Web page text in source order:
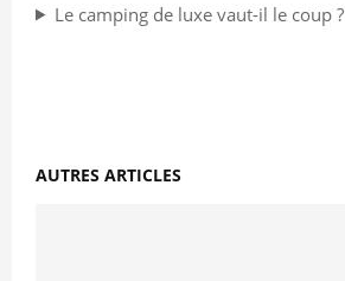
Le camping de luxe vaut-il le coup ?
AUTRES ARTICLES